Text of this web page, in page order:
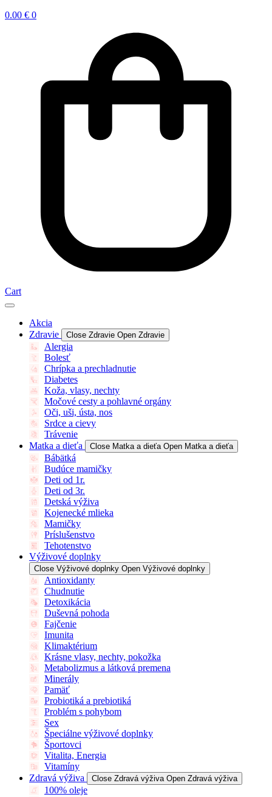
0.00 € 0
Cart
Akcia
Zdravie
Close Zdravie Open Zdravie
Alergia
Bolesť
Chrípka a prechladnutie
Diabetes
Koža, vlasy, nechty
Močové cesty a pohlavné orgány
Oči, uši, ústa, nos
Srdce a cievy
Trávenie
Matka a dieťa
Close Matka a dieťa Open Matka a dieťa
Bábätká
Budúce mamičky
Deti od 1r.
Deti od 3r.
Detská výživa
Kojenecké mlieka
Mamičky
Príslušenstvo
Tehotenstvo
Výživové doplnky
Close Výživové doplnky Open Výživové doplnky
Antioxidanty
Chudnutie
Detoxikácia
Duševná pohoda
Fajčenie
Imunita
Klimaktérium
Krásne vlasy, nechty, pokožka
Metabolizmus a látková premena
Minerály
Pamäť
Probiotiká a prebiotiká
Problém s pohybom
Sex
Špeciálne výživové doplnky
Športovci
Vitalita, Energia
Vitamíny
Zdravá výživa
Close Zdravá výživa Open Zdravá výživa
100% oleje